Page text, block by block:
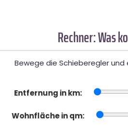
Rechner: Was
Bewege die Schieberegler
Entfernung in km:
Wohnfläche in qm: